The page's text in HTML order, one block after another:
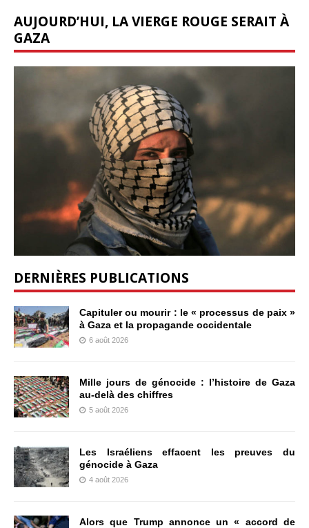
AUJOURD’HUI, LA VIERGE ROUGE SERAIT À
GAZA
DERNIÈRES PUBLICATIONS
Capituler ou mourir : le « processus de paix »
à Gaza et la propagande occidentale
6 août 2026
Mille jours de génocide : l’histoire de Gaza
au-delà des chiffres
5 août 2026
Les Israéliens effacent les preuves du
génocide à Gaza
4 août 2026
Alors que Trump annonce un « accord de